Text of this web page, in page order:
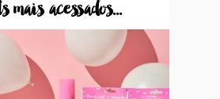
mais acessados...